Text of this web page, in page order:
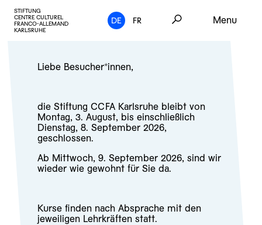
STIFTUNG
CENTRE CULTUREL
FRANCO-ALLEMAND
KARLSRUHE
DE FR Menu
Liebe Besucher*innen,
die Stiftung CCFA Karlsruhe bleibt von
Montag, 3. August, bis einschließlich
Dienstag, 8. September 2026,
geschlossen.
Ab Mittwoch, 9. September 2026, sind wir
wieder wie gewohnt für Sie da.
Kurse finden nach Absprache mit den
jeweiligen Lehrkräften statt.